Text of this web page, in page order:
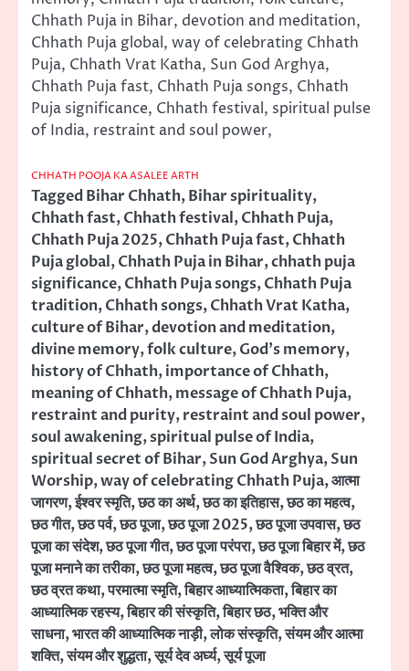
Chhath Puja in Bihar, devotion and meditation,
Chhath Puja global, way of celebrating Chhath
Puja, Chhath Vrat Katha, Sun God Arghya,
Chhath Puja fast, Chhath Puja songs, Chhath
Puja significance, Chhath festival, spiritual pulse
of India, restraint and soul power,
CHHATH POOJA KA ASALEE ARTH
TaggedBihar Chhath,Bihar spirituality,
Chhath fast,Chhath festival,Chhath Puja,
Chhath Puja 2025,Chhath Puja fast,Chhath
Puja global,Chhath Puja in Bihar,chhath puja
significance,Chhath Puja songs,Chhath Puja
tradition,Chhath songs,Chhath Vrat Katha,
culture of Bihar,devotion and meditation,
divine memory,folk culture,God's memory,
history of Chhath,importance of Chhath,
meaning of Chhath,message of Chhath Puja,
restraint and purity,restraint and soul power,
soul awakening,spiritual pulse of India,
spiritual secret of Bihar,Sun God Arghya,Sun
Worship,way of celebrating Chhath Puja,आत्मा
जागरण,ईश्वर स्मृति,छठ का अर्थ,छठ का इतिहास,छठ का महत्व,
छठ गीत,छठ पर्व,छठ पूजा,छठ पूजा 2025,छठ पूजा उपवास,छठ
पूजा का संदेश,छठ पूजा गीत,छठ पूजा परंपरा,छठ पूजा बिहार में,छठ
पूजा मनाने का तरीका,छठ पूजा महत्व,छठ पूजा वैश्विक,छठ व्रत,
छठ व्रत कथा,परमात्मा स्मृति,बिहार आध्यात्मिकता,बिहार का
आध्यात्मिक रहस्य,बिहार की संस्कृति,बिहार छठ,भक्ति और
साधना,भारत की आध्यात्मिक नाड़ी,लोक संस्कृति,संयम और आत्मा
शक्ति,संयम और शुद्धता,सूर्य देव अर्घ्य,सूर्य पूजा